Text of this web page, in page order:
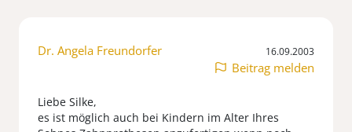
Dr. Angela Freundorfer 16.09.2003
Beitrag melden
Liebe Silke,
es ist möglich auch bei Kindern im Alter Ihres